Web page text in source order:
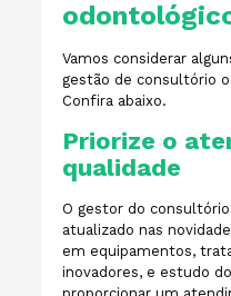
Vamos considerar
gestão de consultório
Confira abaixo.
Priorize o
qualidade
O gestor do
atualizado nas
em equipamentos,
inovadores, e estudo